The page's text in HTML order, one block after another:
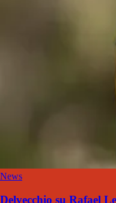
News
Delvecchio su Rafael